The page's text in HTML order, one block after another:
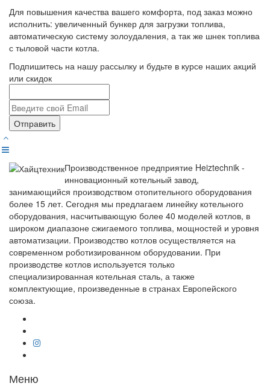
Для повышения качества вашего комфорта, под заказ можно
исполнить: увеличенный бункер для загрузки топлива,
автоматическую систему золоудаления, а так же шнек топлива
с тыловой части котла.
Подпишитесь на нашу рассылку и будьте в курсе наших акций
или скидок
Отправить
Производственное предприятие Heiztechnik -
инновационный котельный завод,
занимающийся производством отопительного оборудования
более 15 лет. Сегодня мы предлагаем линейку котельного
оборудования, насчитывающую более 40 моделей котлов, в
широком диапазоне сжигаемого топлива, мощностей и уровня
автоматизации. Производство котлов осуществляется на
современном роботизированном оборудовании. При
производстве котлов используется только
специализированная котельная сталь, а также
комплектующие, произведенные в странах Европейского
союза.
Меню